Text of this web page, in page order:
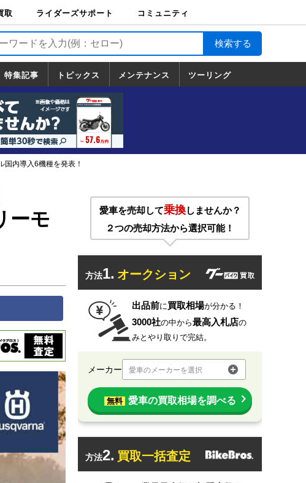
取
取
ライダーズサポート
ライダーズサポート
TOP
バイク輸送
バイクガレージライ
フ
バイク車両保険
ロードサービス
バイク試乗
コミュニティ
特集記事 トピックス
トピックス
一覧
ホンダ
ヤマハ
スズキ
カワサキ
ハーレーダ
ビッドソン
BMW
ドゥカティ
トライアン
フ
メンテナンス ツーリング
国内導入6機種を発表！
ーモ
愛車を売却して乗換しませんか？
２つの売却方法から選択可能！
方法1. オークション
出品前に買取相場が分かる！
3000社の中から最高入札店の
みとやり取りで完結。
メーカー 愛車のメーカーを選択
無料 愛車の買取相場を調べる
方法2. 買取一括査定